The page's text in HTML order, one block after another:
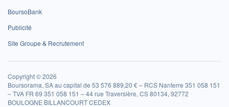
BoursoBank
Publicité
Site Groupe & Recrutement
Copyright © 2026
Boursorama, SA au capital de 53 576 889,20 € – RCS Nanterre 351 058 151
– TVA FR 69 351 058 151 – 44 rue Traversière, CS 80134, 92772
BOULOGNE BILLANCOURT CEDEX